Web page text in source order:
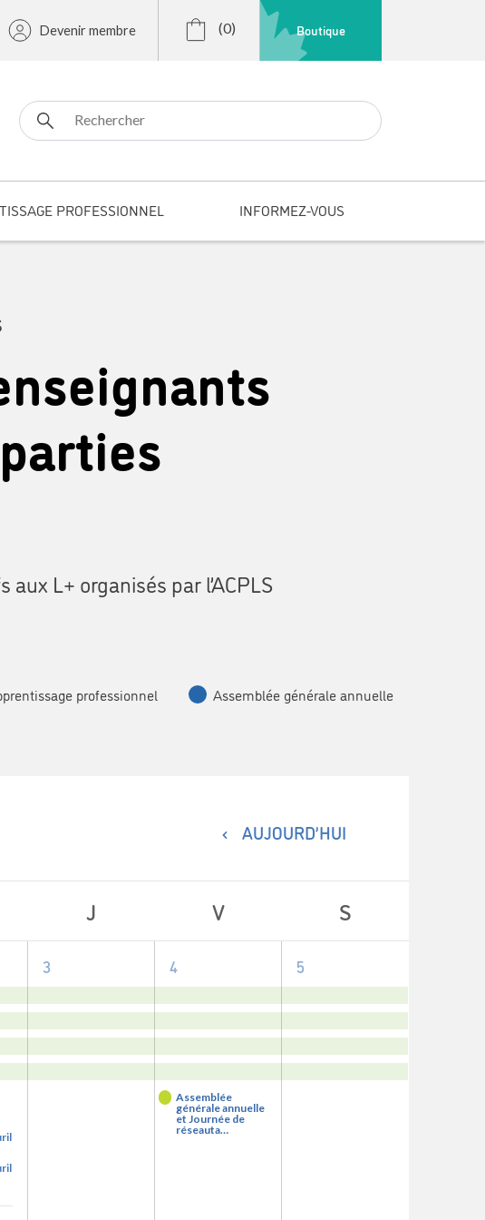
Devenir membre (0) Boutique
Search for:
PROFESSIONNEL INFORMEZ-VOUS
L+ organisés par l’ACPLS
professionnel
Assemblée générale annuelle
AUJOURD’HUI
J V S
4
evenements,
3
5
evenements,
4
Assemblée
générale annuelle
et Journée de
réseauta…
4
evenements,
5